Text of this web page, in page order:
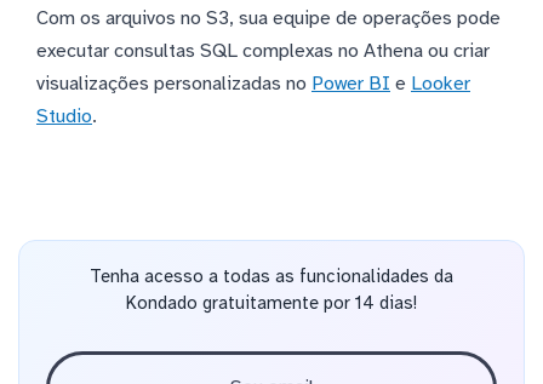
Com os arquivos no S3, sua equipe de operações pode
executar consultas SQL complexas no Athena ou criar
visualizações personalizadas no Power BI e Looker
Studio.
Tenha acesso a todas as funcionalidades da
Kondado gratuitamente por 14 dias!